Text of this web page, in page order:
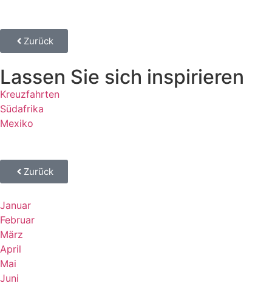
Zurück
Lassen Sie sich inspirieren
Kreuzfahrten
Südafrika
Mexiko
Zurück
Januar
Februar
März
April
Mai
Juni